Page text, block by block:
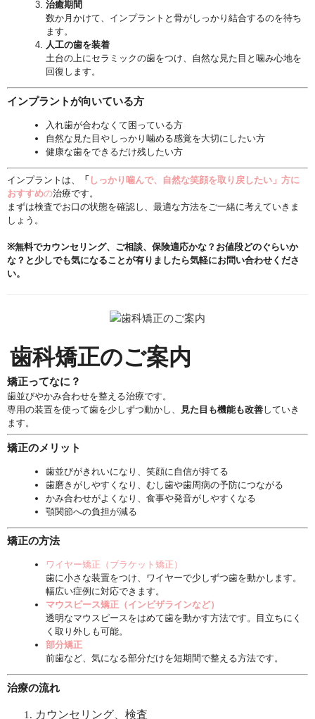
治癒期間
数か月かけて、 インプラントと骨がしっかり結合するのを待ち
ます。
人工の歯を装着
土台の上にセラミックの歯をつけ、 自然な見た目と噛み心地を
回復します。
インプラントが向いている方
入れ歯が合わなくて困っている方
自然な見た目やしっかり噛める感覚を大切にしたい方
健康な歯をできるだけ残したい方
インプラントは、 「 しっかり噛んで、自然な笑顔を取り戻したい」 方に
おすすめの治療です。
まずは検査でお口の状態を確認し、 最適な方法をご一緒に考えていきま
しょう。
※無料でカウンセリング、ご相談、保険適応かな？お値段どのぐらいか
な？と少しでも気になることが有りましたら気軽にお問い合わせくださ
い。
歯科矯正のご案内
矯正ってなに？
歯並びやかみ合わせを整える治療です。
専用の装置を使って歯を少しずつ動かし、
見た目も機能も改善していき
ます。
矯正のメリット
歯並びがきれいになり、笑顔に自信が持てる
歯磨きがしやすくなり、むし歯や歯周病の予防につながる
かみ合わせがよくなり、食事や発音がしやすくなる
顎関節への負担が減る
矯正の方法
ワイヤー矯正（ブラケット矯正）
歯に小さな装置をつけ、ワイヤーで少しずつ歯を動かします。
幅広い症例に対応できます。
マウスピース矯正（インビザラインなど）
透明なマウスピースをはめて歯を動かす方法です。
目立ちにく
く取り外しも可能。
部分矯正
前歯など、気になる部分だけを短期間で整える方法です。
治療の流れ
カウンセリング、検査